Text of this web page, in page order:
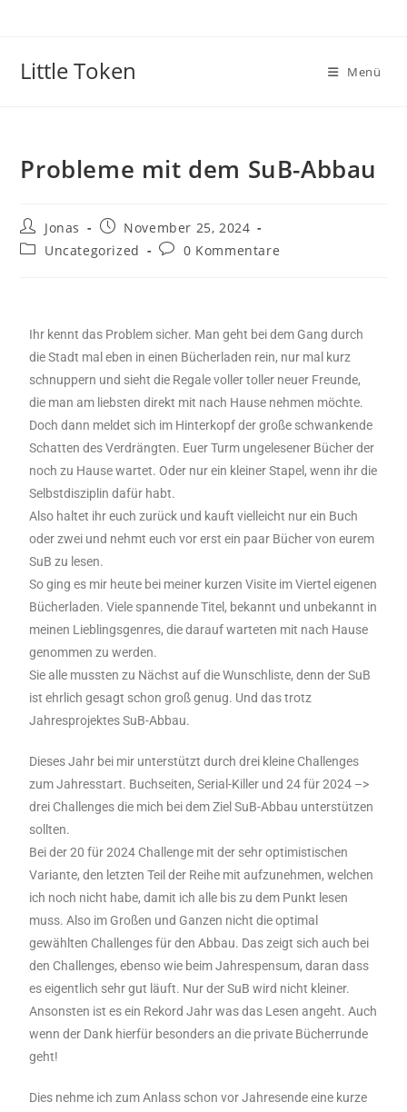
Little Token Menü
Probleme mit dem SuB-Abbau
Jonas
November 25, 2024
Uncategorized
0 Kommentare
Ihr kennt das Problem sicher. Man geht bei dem Gang durch
die Stadt mal eben in einen Bücherladen rein, nur mal kurz
schnuppern und sieht die Regale voller toller neuer Freunde,
die man am liebsten direkt mit nach Hause nehmen möchte.
Doch dann meldet sich im Hinterkopf der große schwankende
Schatten des Verdrängten. Euer Turm ungelesener Bücher der
noch zu Hause wartet. Oder nur ein kleiner Stapel, wenn ihr die
Selbstdisziplin dafür habt.
Also haltet ihr euch zurück und kauft vielleicht nur ein Buch
oder zwei und nehmt euch vor erst ein paar Bücher von eurem
SuB zu lesen.
So ging es mir heute bei meiner kurzen Visite im Viertel eigenen
Bücherladen. Viele spannende Titel, bekannt und unbekannt in
meinen Lieblingsgenres, die darauf warteten mit nach Hause
genommen zu werden.
Sie alle mussten zu Nächst auf die Wunschliste, denn der SuB
ist ehrlich gesagt schon groß genug. Und das trotz
Jahresprojektes SuB-Abbau.
Dieses Jahr bei mir unterstützt durch drei kleine Challenges
zum Jahresstart. Buchseiten, Serial-Killer und 24 für 2024 –>
drei Challenges die mich bei dem Ziel SuB-Abbau unterstützen
sollten.
Bei der 20 für 2024 Challenge mit der sehr optimistischen
Variante, den letzten Teil der Reihe mit aufzunehmen, welchen
ich noch nicht habe, damit ich alle bis zu dem Punkt lesen
muss. Also im Großen und Ganzen nicht die optimal
gewählten Challenges für den Abbau. Das zeigt sich auch bei
den Challenges, ebenso wie beim Jahrespensum, daran dass
es eigentlich sehr gut läuft. Nur der SuB wird nicht kleiner.
Ansonsten ist es ein Rekord Jahr was das Lesen angeht. Auch
wenn der Dank hierfür besonders an die private Bücherrunde
geht!
Dies nehme ich zum Anlass schon vor Jahresende eine kurze